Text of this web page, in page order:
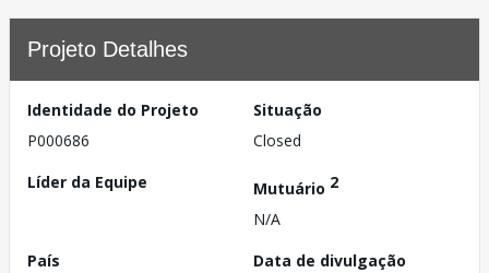
Projeto Detalhes
Identidade do Projeto
P000686
Situação
Closed
Líder da Equipe
Mutuário 2
N/A
País
Data de divulgação